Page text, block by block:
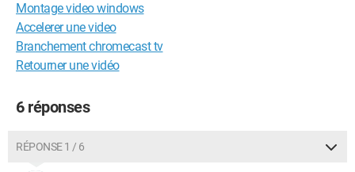
Android / Chrome 149.0.0.0
Montage video windows
Accelerer une video
Branchement chromecast tv
Retourner une vidéo
6 réponses
RÉPONSE 1 / 6